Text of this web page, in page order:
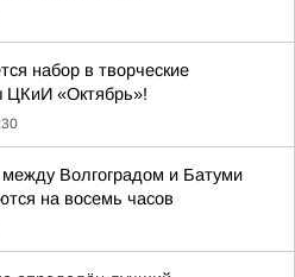
набор в творческие
ЦКиИ «Октябрь»!
Волгоградом и Батуми
на восемь часов